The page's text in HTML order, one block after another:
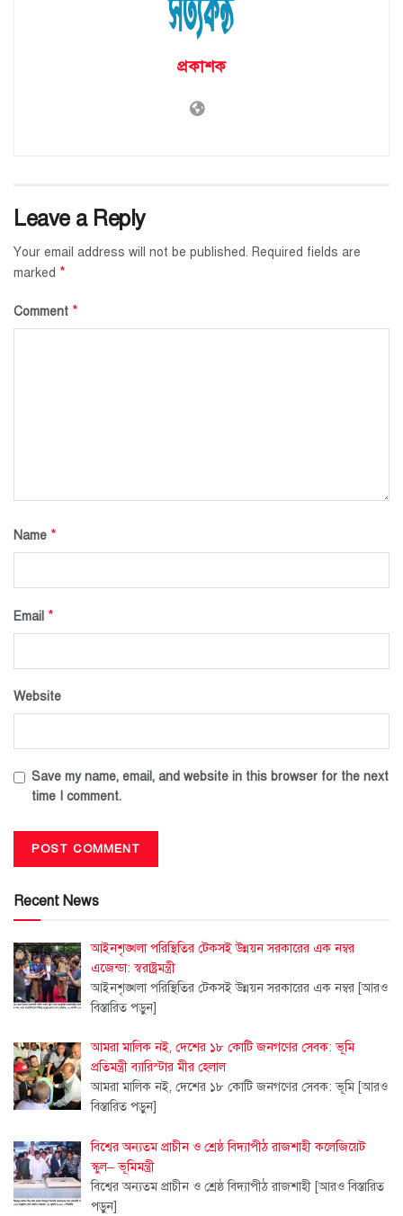
প্রকাশক
Leave a Reply
Your email address will not be published. Required fields are
marked *
Comment *
Name *
Email *
Website
Save my name, email, and website in this browser for the next
time I comment.
Recent News
আইনশৃঙ্খলা পরিস্থিতির টেকসই উন্নয়ন সরকারের এক নম্বর
এজেন্ডা: স্বরাষ্ট্রমন্ত্রী
আইনশৃঙ্খলা পরিস্থিতির টেকসই উন্নয়ন সরকারের এক নম্বর [আরও
বিস্তারিত পড়ুন]
আমরা মালিক নই, দেশের ১৮ কোটি জনগণের সেবক: ভূমি
প্রতিমন্ত্রী ব্যারিস্টার মীর হেলাল
আমরা মালিক নই, দেশের ১৮ কোটি জনগণের সেবক: ভূমি [আরও
বিস্তারিত পড়ুন]
বিশ্বের অন্যতম প্রাচীন ও শ্রেষ্ঠ বিদ্যাপীঠ রাজশাহী কলেজিয়েট
স্কুল– ভূমিমন্ত্রী
বিশ্বের অন্যতম প্রাচীন ও শ্রেষ্ঠ বিদ্যাপীঠ রাজশাহী [আরও বিস্তারিত
পড়ুন]